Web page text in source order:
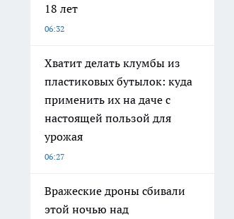
18 лет
06:32
Хватит делать клумбы из
пластиковых бутылок: куда
применить их на даче с
настоящей пользой для
урожая
06:27
Вражеские дроны сбивали
этой ночью над